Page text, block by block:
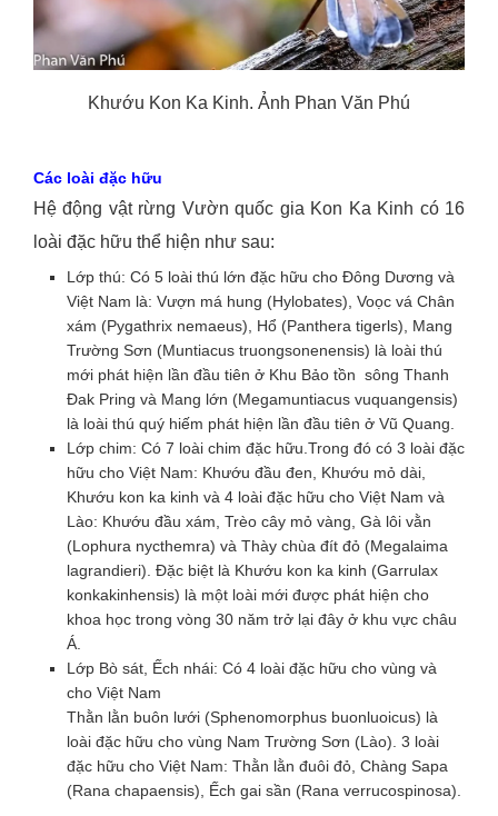
Khướu Kon Ka Kinh. Ảnh Phan Văn Phú
Các loài đặc hữu
Hệ động vật rừng Vườn quốc gia Kon Ka Kinh có 16
loài đặc hữu thể hiện như sau:
Lớp thú: Có 5 loài thú lớn đặc hữu cho Đông Dương và
Việt Nam là: Vượn má hung (Hylobates), Voọc vá Chân
xám (Pygathrix nemaeus), Hổ (Panthera tigerls), Mang
Trường Sơn (Muntiacus truongsonenensis) là loài thú
mới phát hiện lần đầu tiên ở Khu Bảo tồn sông Thanh
Đak Pring và Mang lớn (Megamuntiacus vuquangensis)
là loài thú quý hiếm phát hiện lần đầu tiên ở Vũ Quang.
Lớp chim: Có 7 loài chim đặc hữu.Trong đó có 3 loài đặc
hữu cho Việt Nam: Khướu đầu đen, Khướu mỏ dài,
Khướu kon ka kinh và 4 loài đặc hữu cho Việt Nam và
Lào: Khướu đầu xám, Trèo cây mỏ vàng, Gà lôi vằn
(Lophura nycthemra) và Thày chùa đít đỏ (Megalaima
lagrandieri). Đặc biệt là Khướu kon ka kinh (Garrulax
konkakinhensis) là một loài mới được phát hiện cho
khoa học trong vòng 30 năm trở lại đây ở khu vực châu
Á.
Lớp Bò sát, Ếch nhái: Có 4 loài đặc hữu cho vùng và
cho Việt Nam
Thằn lằn buôn lưới (Sphenomorphus buonluoicus) là
loài đặc hữu cho vùng Nam Trường Sơn (Lào). 3 loài
đặc hữu cho Việt Nam: Thằn lằn đuôi đỏ, Chàng Sapa
(Rana chapaensis), Ếch gai sần (Rana verrucospinosa).